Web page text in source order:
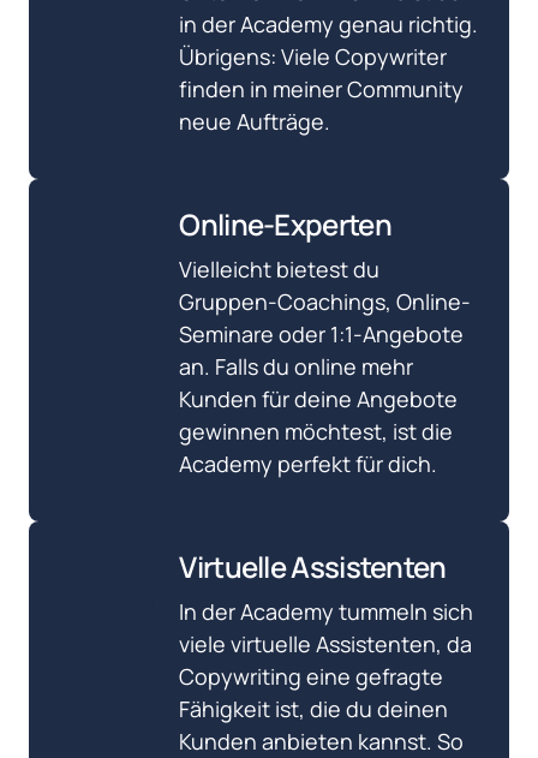
in der Academy genau richtig.
Übrigens: Viele Copywriter
finden in meiner Community
neue Aufträge.
Online-Experten
Vielleicht bietest du
Gruppen-Coachings, Online-
Seminare oder 1:1-Angebote
an. Falls du online mehr
Kunden für deine Angebote
gewinnen möchtest, ist die
Academy perfekt für dich.
Virtuelle Assistenten
In der Academy tummeln sich
viele virtuelle Assistenten, da
Copywriting eine gefragte
Fähigkeit ist, die du deinen
Kunden anbieten kannst. So